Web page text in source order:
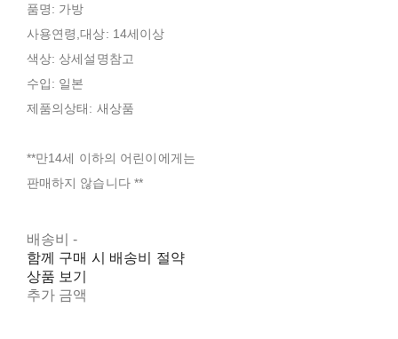
품명: 가방
사용연령,대상: 14세이상
색상: 상세설명참고
수입: 일본
제품의상태: 새상품
**만14세 이하의 어린이에게는
판매하지 않습니다 **
배송비-
함께 구매 시 배송비 절약
상품 보기
추가 금액